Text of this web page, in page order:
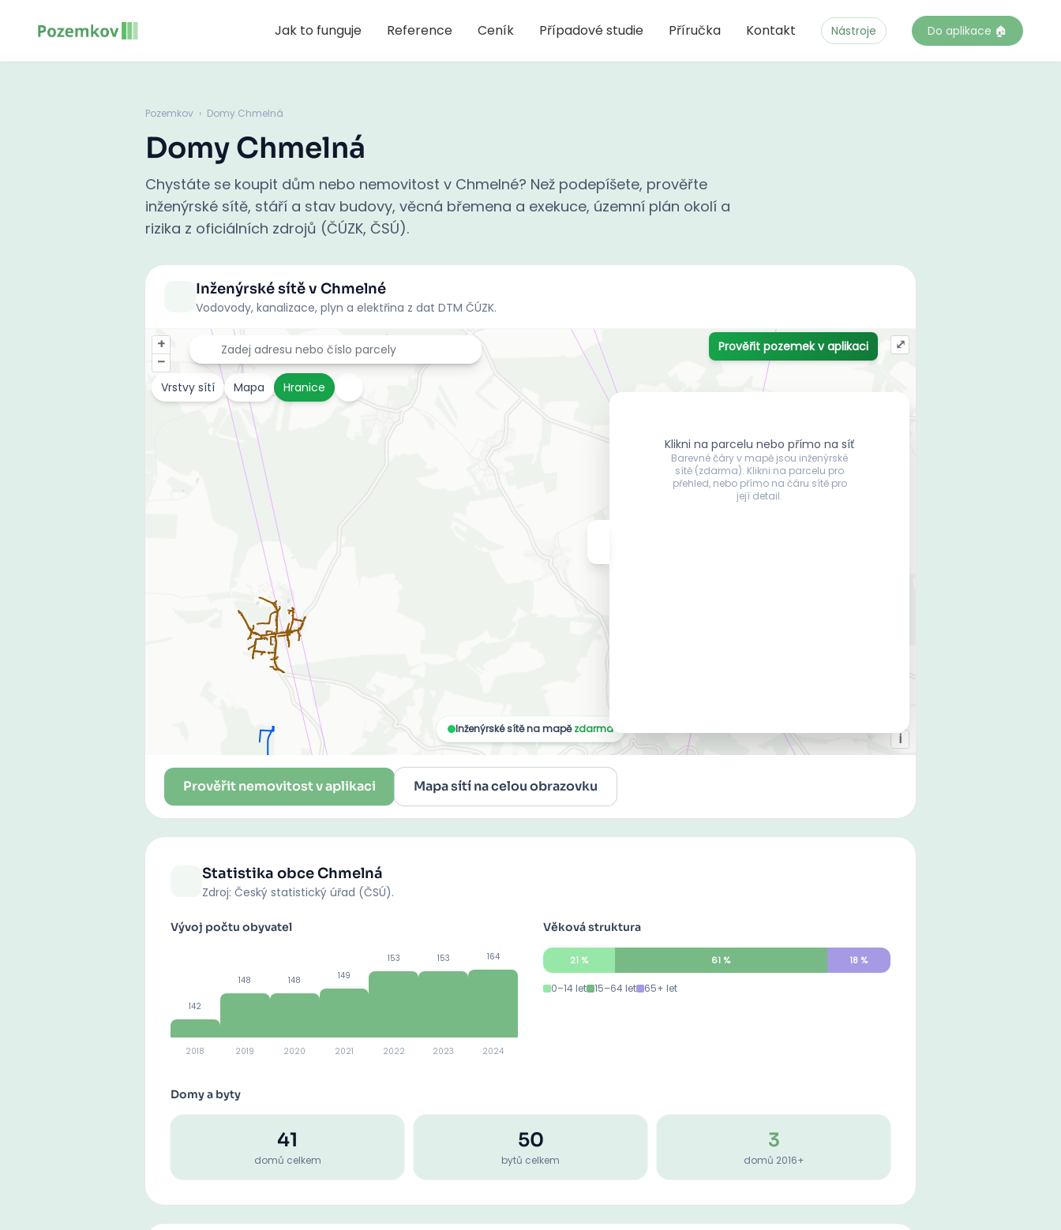
Jak to funguje Reference Ceník Případové studie Příručka Kontakt Nástroje Do aplikace 🏠
Pozemkov › Domy Chmelná
Domy Chmelná
Chystáte se koupit dům nebo nemovitost v Chmelné? Než podepíšete, prověřte
inženýrské sítě, stáří a stav budovy, věcná břemena a exekuce, územní plán okolí a
rizika z oficiálních zdrojů (ČÚZK, ČSÚ).
Inženýrské sítěv Chmelné
Vodovody, kanalizace, plyn a elektřina z dat DTM ČÚZK.
Prověřit nemovitost v aplikaci Mapa sítí na celou obrazovku
Statistika obceChmelná
Zdroj: Český statistický úřad (ČSÚ).
Vývoj počtu obyvatel
142
2018
148
2019
148
2020
149
2021
153
2022
153
2023
164
2024
Věková struktura
21 % 61 % 18 %
0–14 let 15–64 let 65+ let
Domy a byty
41
domů celkem
50
bytů celkem
3
domů 2016+